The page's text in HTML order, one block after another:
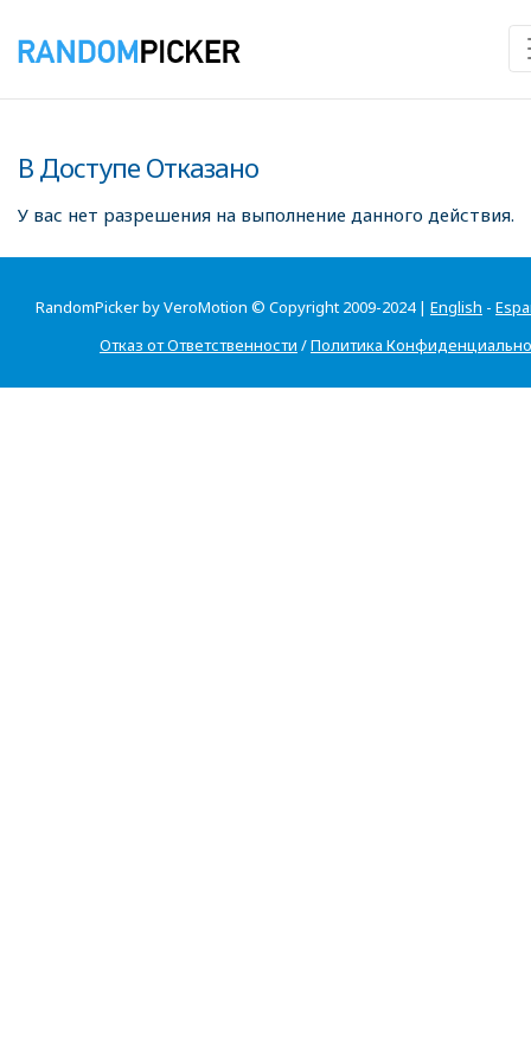
В Доступе Отказано
У вас нет разрешения на выполнение данного действия.
RandomPicker by VeroMotion © Copyright 2009-2024 | English -
Отказ от Ответственности /Политика